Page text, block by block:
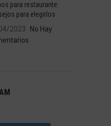
para restaurante:
para elegirlos
2023
No Hay